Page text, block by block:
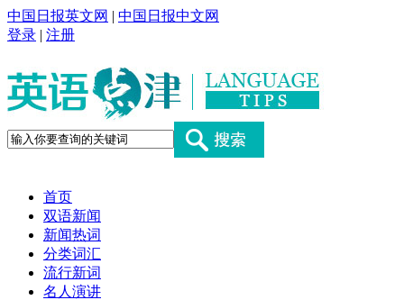
中国日报英文网 | 中国日报中文网
登录 | 注册
首页
双语新闻
新闻热词
分类词汇
流行新词
名人演讲